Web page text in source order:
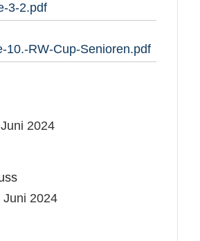
3-2.pdf
10.-RW-Cup-Senioren.pdf
2024
Juni 2024